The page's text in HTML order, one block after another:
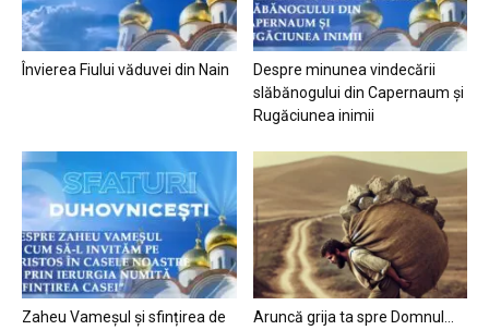
Învierea Fiului văduvei din Nain
Despre minunea vindecării
slăbănogului din Capernaum și
Rugăciunea inimii
Zaheu Vameșul și sfințirea de
Aruncă grija ta spre Domnul…